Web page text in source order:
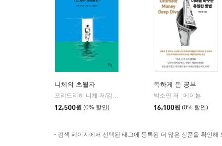
니체의 초월자
프리드리히 니체 저/김철 편역
12,500원 (0% 할인)
독하게 돈 공부
박소연 저
메이븐
16,100원 (0% 할인)
검색 페이지에서 선택된 태그에 등록된 더 많은 상품을 확인해